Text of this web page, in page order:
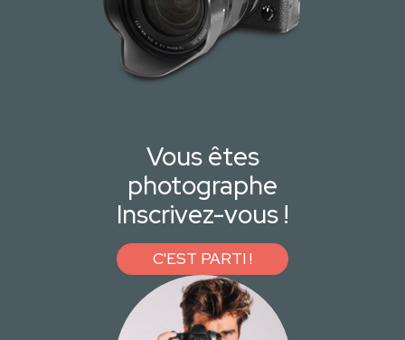
Vous êtes
photographe
Inscrivez-vous !
C'EST PARTI !